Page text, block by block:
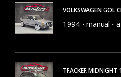
VOLKSWAGEN GOL
1994 manual
TRACKER